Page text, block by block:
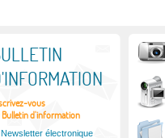
vous
Bulletin d'information
Newsletter électronique